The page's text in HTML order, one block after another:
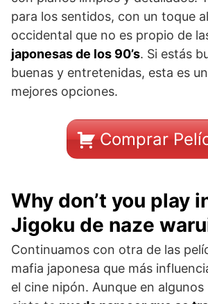
para los sentidos, con un toque
occidental que no es propio de
japonesas de los 90’s. Si estás
buenas y entretenidas, esta es
mejores opciones.
Comprar
Why don’t you play
Jigoku de naze
Continuamos con otra de las
mafia japonesa que más
el cine nipón. Aunque en